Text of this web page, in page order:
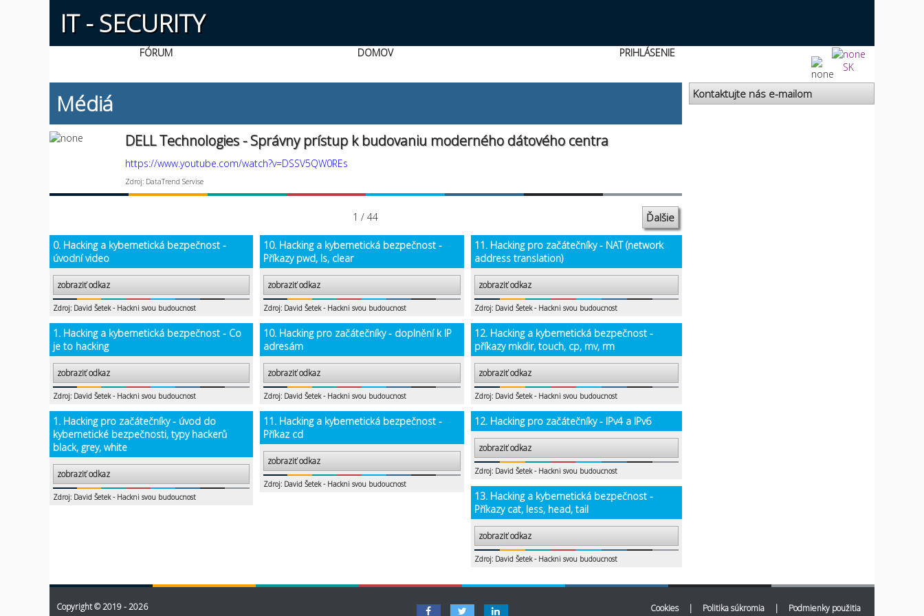
IT - SECURITY
FÓRUM DOMOV
PRIHLÁSENIE
SK
Médiá
DELL Technologies - Správny prístup k budovaniu moderného dátového centra
https://www.youtube.com/watch?v=DSSV5QW0REs
Zdroj: DataTrend Servise
1 / 44 Ďalšie
0. Hacking a kybernetická bezpečnost -
úvodní video
zobraziť odkaz
Zdroj: David Šetek - Hackni svou budoucnost
1. Hacking a kybernetická bezpečnost - Co
je to hacking
zobraziť odkaz
Zdroj: David Šetek - Hackni svou budoucnost
1. Hacking pro začátečníky - úvod do
kybernetické bezpečnosti, typy hackerů
black, grey, white
zobraziť odkaz
Zdroj: David Šetek - Hackni svou budoucnost
10. Hacking a kybernetická bezpečnost -
Příkazy pwd, ls, clear
zobraziť odkaz
Zdroj: David Šetek - Hackni svou budoucnost
10. Hacking pro začátečníky - doplnění k IP
adresám
zobraziť odkaz
Zdroj: David Šetek - Hackni svou budoucnost
11. Hacking a kybernetická bezpečnost -
Příkaz cd
zobraziť odkaz
Zdroj: David Šetek - Hackni svou budoucnost
11. Hacking pro začátečníky - NAT (network
address translation)
zobraziť odkaz
Zdroj: David Šetek - Hackni svou budoucnost
12. Hacking a kybernetická bezpečnost -
příkazy mkdir, touch, cp, mv, rm
zobraziť odkaz
Zdroj: David Šetek - Hackni svou budoucnost
12. Hacking pro začátečníky - IPv4 a IPv6
zobraziť odkaz
Zdroj: David Šetek - Hackni svou budoucnost
13. Hacking a kybernetická bezpečnost -
Příkazy cat, less, head, tail
zobraziť odkaz
Zdroj: David Šetek - Hackni svou budoucnost
Kontaktujte nás e-mailom
Copyright © 2019 - 2026 Cookies | Politika súkromia | Podmienky použitia